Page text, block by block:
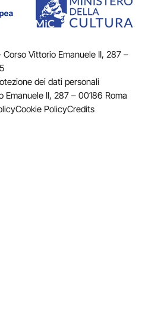
Vittorio Emanuele II, 287 –
dei dati personali
Emanuele II, 287 – 00186 Roma
Cookie PolicyCredits